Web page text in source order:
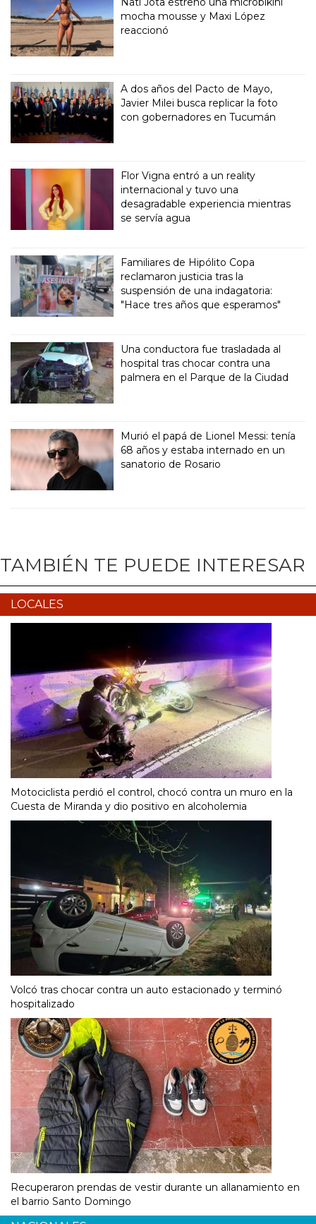
mocha mousse y Maxi López
reaccionó
A dos años del Pacto de Mayo,
Javier Milei busca replicar la foto
con gobernadores en Tucumán
Flor Vigna entró a un reality
internacional y tuvo una
desagradable experiencia mientras
se servía agua
Familiares de Hipólito Copa
reclamaron justicia tras la
suspensión de una indagatoria:
"Hace tres años que esperamos"
Una conductora fue trasladada al
hospital tras chocar contra una
palmera en el Parque de la Ciudad
Murió el papá de Lionel Messi: tenía
68 años y estaba internado en un
sanatorio de Rosario
TAMBIÉN TE PUEDE INTERESAR
LOCALES
Motociclista perdió el control, chocó contra un muro en la
Cuesta de Miranda y dio positivo en alcoholemia
Volcó tras chocar contra un auto estacionado y terminó
hospitalizado
Recuperaron prendas de vestir durante un allanamiento en
el barrio Santo Domingo